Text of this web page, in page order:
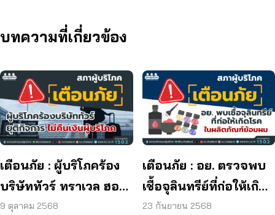
บทความที่เกี่ยวข้อง
เตือนภัย : ผู้บริโภคร้อง
บริษัททัวร์ ทราเวล ฮอลิ
เดย์ ยุติกิจการ ไม่คืนเงิน
9 ตุลาคม 2568
เตือนภัย : อย. ตรวจพบ
เชื้อจุลินทรีย์ที่ก่อให้เกิด
โรค และพบแบคทีเรีย
23 กันยายน 2568